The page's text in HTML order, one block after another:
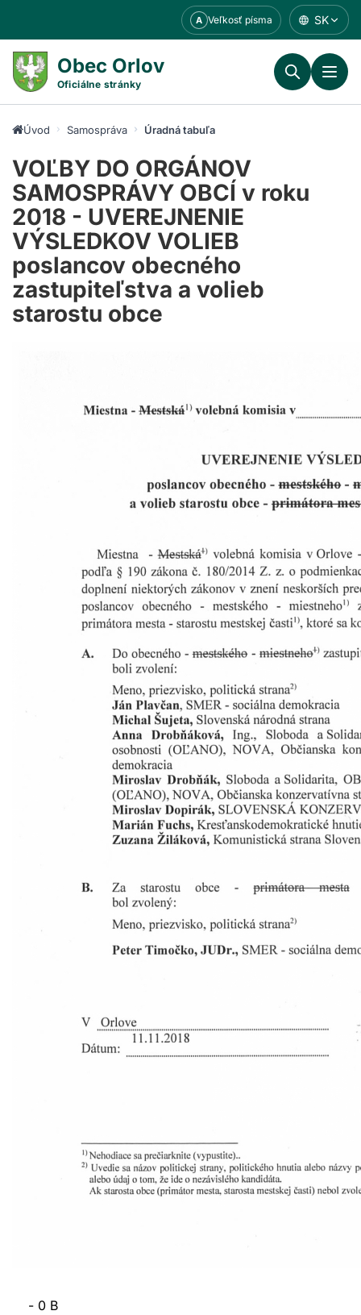
obsahu
A Veľkosť písma SK
Obec Orlov
Oficiálne stránky
Úvod Samospráva Úradná tabuľa
VOĽBY DO ORGÁNOV
SAMOSPRÁVY OBCÍ v roku
2018 - UVEREJNENIE
VÝSLEDKOV VOLIEB
poslancov obecného
zastupiteľstva a volieb
starostu obce
- 0 B